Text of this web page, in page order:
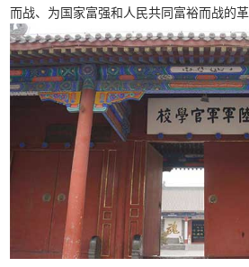
而战、为国家富强和人民共同富裕而战的革